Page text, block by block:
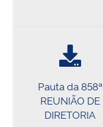
Pauta da 858ª
REUNIÃO DE
DIRETORIA